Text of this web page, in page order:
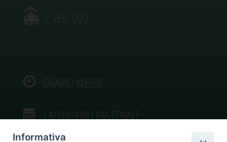
IL VESCOVO
ORARIO MESSE
CALENDARIO PASTORALE
Informativa